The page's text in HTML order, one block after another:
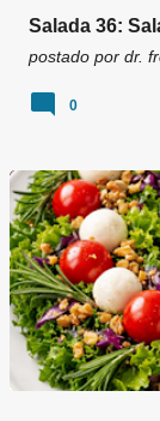
Salada 36:
postado por dr.
0